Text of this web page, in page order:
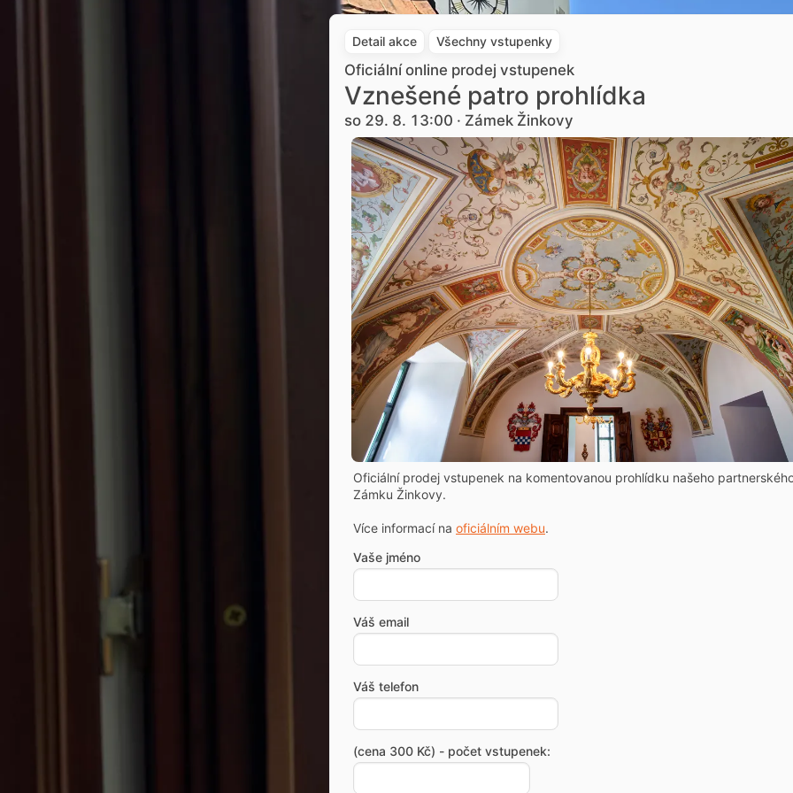
Detail akce Všechny vstupenky
Oficiální online prodej vstupenek
Vznešené patro prohlídka
so 29. 8. 13:00 · Zámek Žinkovy
Oficiální prodej vstupenek na komentovanou prohlídku našeho
Zámku Žinkovy.
Více informací na oficiálním webu.
Vaše jméno
Váš email
Váš telefon
(cena 300 Kč) - počet vstupenek: